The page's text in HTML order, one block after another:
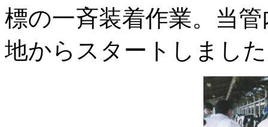
標の一斉装着作業。当
地からスタートしまし